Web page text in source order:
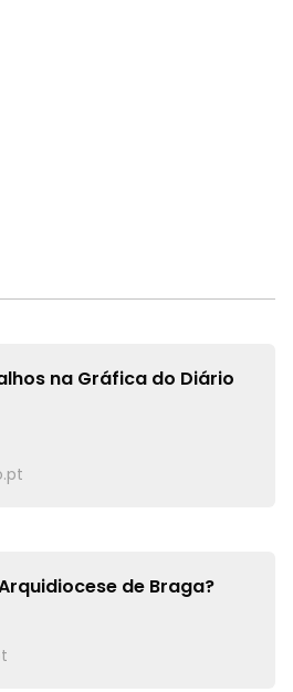
na Gráfica do Diário
de Braga?